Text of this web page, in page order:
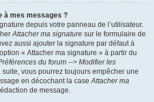
à mes messages ?
depuis votre panneau de l’utilisateur.
Attacher ma signature sur le formulaire de
aussi ajouter la signature par défaut à
« Attacher ma signature » à partir du
du forum --> Modifier les
suite, vous pourrez toujours empêcher une
en décochant la caseAttacher ma
de message.